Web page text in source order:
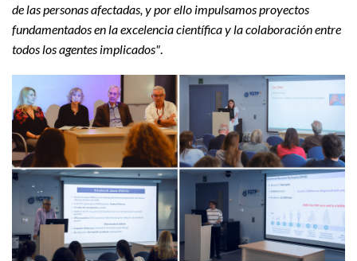
de las personas afectadas, y por ello impulsamos proyectos
fundamentados en la excelencia científica y la colaboración entre
todos los agentes implicados".